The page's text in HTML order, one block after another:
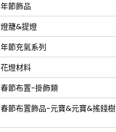
年節飾品
燈籠&提燈
年節充氣系列
花燈材料
春節布置-掛飾類
春節布置飾品-元寶&元寶&搖錢樹